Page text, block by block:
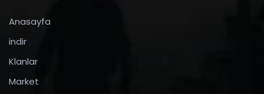
Anasayfa
indir
Klanlar
Market